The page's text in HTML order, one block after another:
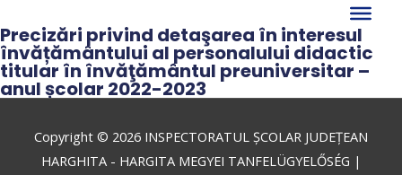
to
content
Precizări privind detaşarea în interesul
învățământului al personalului didactic
titular în învăţământul preuniversitar –
anul școlar 2022-2023
Copyright © 2026 INSPECTORATUL ȘCOLAR JUDEȚEAN
HARGHITA - HARGITA MEGYEI TANFELÜGYELŐSÉG |